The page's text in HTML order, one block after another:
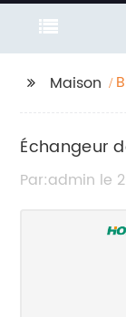
Maison
Échangeur
efficace
Par:admin le